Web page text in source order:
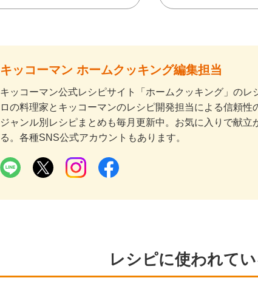
キッコーマン ホームクッキング編集担当
キッコーマン公式レシピサイト「ホームクッキング」の
ロの料理家とキッコーマンのレシピ開発担当による信頼
ジャンル別レシピまとめも毎月更新中。お気に入りで献
る。各種SNS公式アカウントもあります。
レシピに使われて